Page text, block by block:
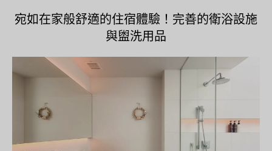
宛如在家般舒適的住宿體驗！完善的衛浴設施
與盥洗用品